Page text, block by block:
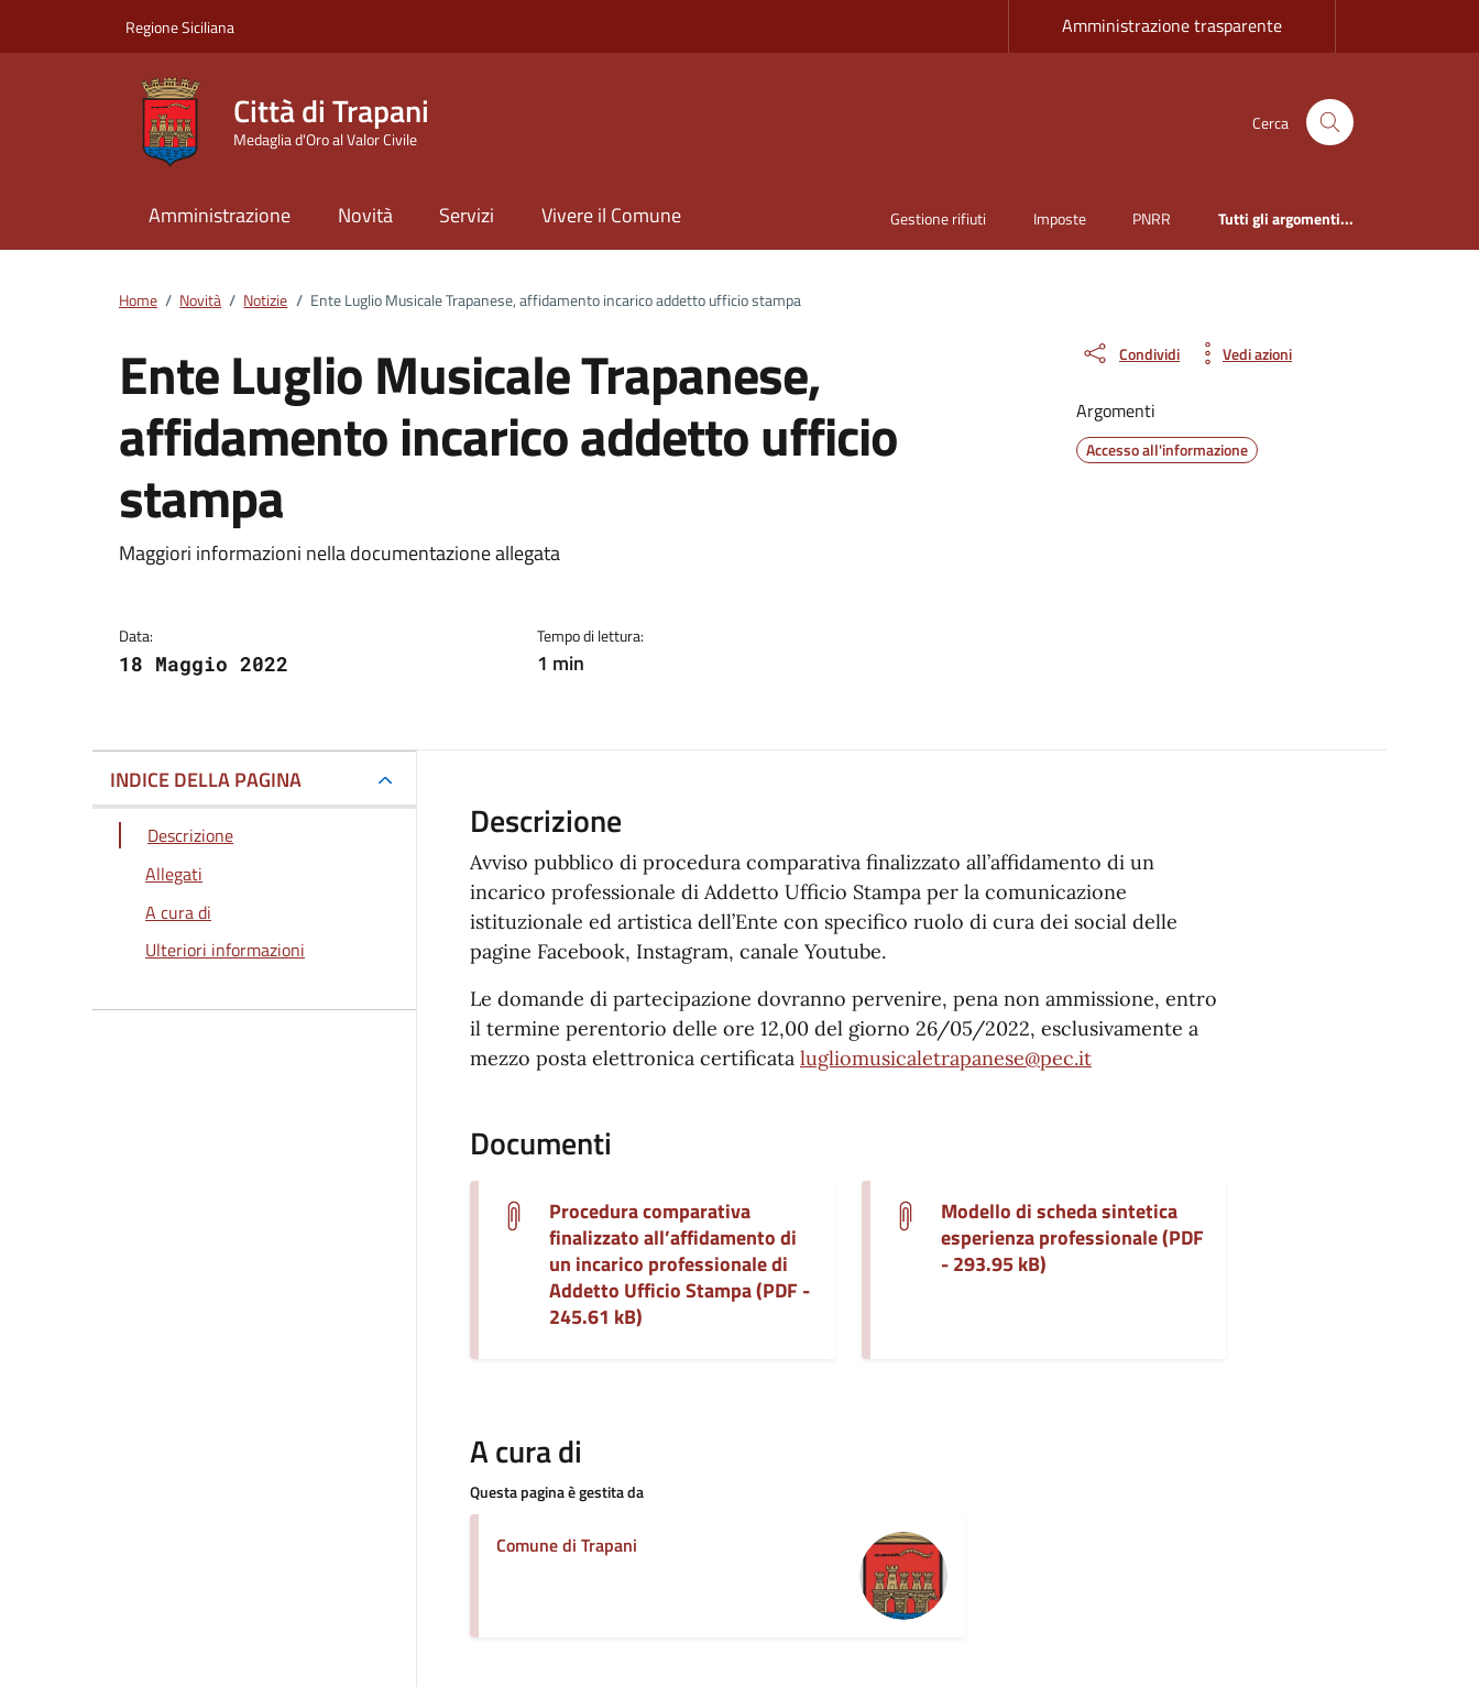
Regione Siciliana Amministrazione trasparente
Città di Trapani
Medaglia d'Oro al Valor Civile
Cerca
Amministrazione Novità Servizi Vivere il Comune Gestione rifiuti Imposte PNRR Tutti gli argomenti...
Home / Novità / Notizie / Ente Luglio Musicale Trapanese, affidamento incarico addetto ufficio stampa
Ente Luglio Musicale Trapanese,
affidamento incarico addetto ufficio
stampa
Dettagli della notizia
Maggiori informazioni nella documentazione allegata
Data:
18 Maggio 2022
Tempo di lettura:
1 min
Condividi Vedi azioni
Argomenti
Accesso all'informazione
INDICE DELLA PAGINA
Descrizione
Allegati
A cura di
Ulteriori informazioni
Descrizione
Avviso pubblico di procedura comparativa finalizzato all’affidamento di un
incarico professionale di Addetto Ufficio Stampa per la comunicazione
istituzionale ed artistica dell’Ente con specifico ruolo di cura dei social delle
pagine Facebook, Instagram, canale Youtube.
Le domande di partecipazione dovranno pervenire, pena non ammissione, entro
il termine perentorio delle ore 12,00 del giorno 26/05/2022, esclusivamente a
mezzo posta elettronica certificata lugliomusicaletrapanese@pec.it
Documenti
Procedura comparativa
finalizzato all’affidamento di
un incarico professionale di
Addetto Ufficio Stampa (PDF -
245.61 kB)
Modello di scheda sintetica
esperienza professionale (PDF
- 293.95 kB)
A cura di
Questa pagina è gestita da
Comune di Trapani